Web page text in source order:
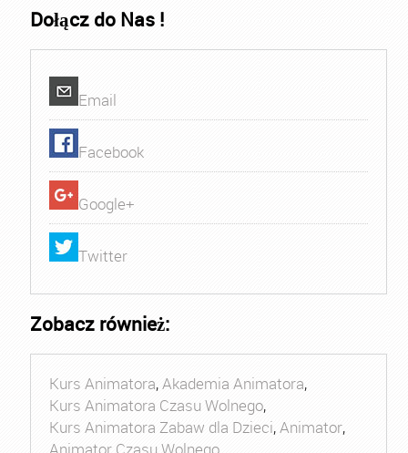
Dołącz do Nas !
Email
Facebook
Google+
Twitter
Zobacz również:
Kurs Animatora,Akademia Animatora,
Kurs Animatora Czasu Wolnego,
Kurs Animatora Zabaw dla Dzieci,Animator,